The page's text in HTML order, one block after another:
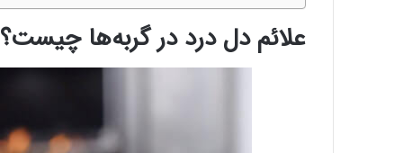
علائم دل درد در گربه‌ها چیست؟